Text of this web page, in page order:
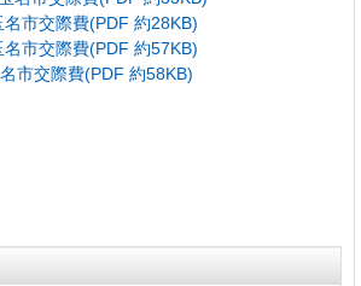
市交際費(PDF 約28KB)
市交際費(PDF 約57KB)
市交際費(PDF 約58KB)